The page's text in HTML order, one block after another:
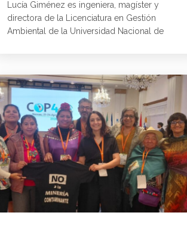
Lucía Giménez es ingeniera, magíster y
directora de la Licenciatura en Gestión
Ambiental de la Universidad Nacional de